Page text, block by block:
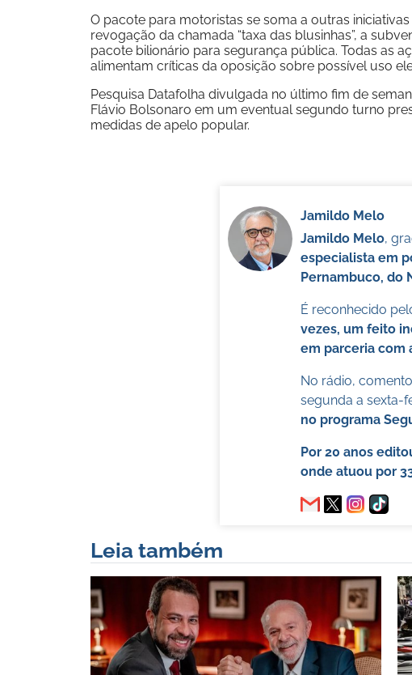
O pacote para motoristas se soma a outras
revogação da chamada “taxa das blusinhas”, a
pacote bilionário para segurança pública. Todas as
alimentam críticas da oposição sobre possível uso
Pesquisa Datafolha divulgada no último fim de
Flávio Bolsonaro em um eventual segundo turno
medidas de apelo popular.
Jamildo Melo
Jamildo Melo,
especialista em
Pernambuco, do
É reconhecido
vezes, um feito
em parceria com
No rádio,
segunda a sexta-
no programa
Por 20 anos
onde atuou por
Leia também